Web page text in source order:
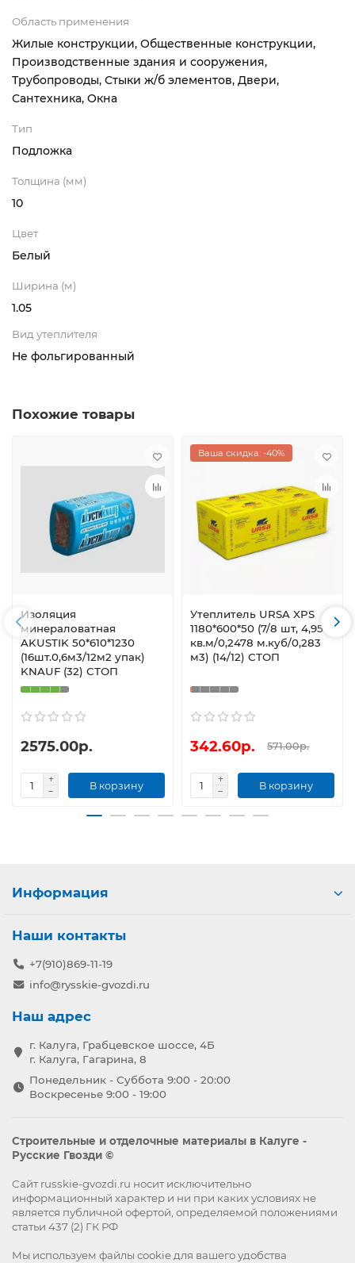
Область применения
Жилые конструкции, Общественные конструкции,
Производственные здания и сооружения,
Трубопроводы, Стыки ж/б элементов, Двери,
Сантехника, Окна
Тип
Подложка
Толщина (мм)
10
Цвет
Белый
Ширина (м)
1.05
Вид утеплителя
Не фольгированный
Похожие товары
Изоляция
минераловатная
AKUSTIK 50*610*1230
(16шт.0,6м3/12м2 упак)
KNAUF (32) СТОП
2575.00р.
В корзину
Ваша скидка: -40%
Утеплитель URSA XPS
1180*600*50 (7/8 шт, 4,956
кв.м/0,2478 м.куб/0,283
м3) (14/12) СТОП
342.60р. 571.00р.
В корзину
Информация
Наши контакты
+7(910)869-11-19
info@rysskie-gvozdi.ru
Наш адрес
г. Калуга, Грабцевское шоссе, 4Б
г. Калуга, Гагарина, 8
Понедельник - Суббота 9:00 - 20:00
Воскресенье 9:00 - 19:00
Строительные и отделочные материалы в Калуге -
Русские Гвозди ©
Сайт russkie-gvozdi.ru носит исключительно
информационный характер и ни при каких условиях не
является публичной офертой, определяемой положениями
статьи 437 (2) ГК РФ
Мы используем файлы cookieдля вашего удобства